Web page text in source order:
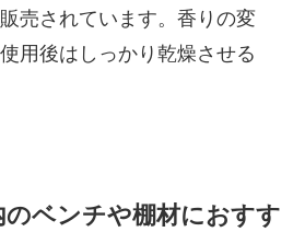
売されています。香りの変
用後はしっかり乾燥させる
ベンチや棚材におすす